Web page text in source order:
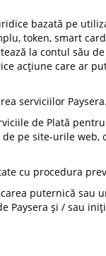
bazată pe
token, smart
la contul său
acțiune care ar
serviciilor Paysera.
de Plată
pe site-urile web,
cu procedura
puternică sau
și / sau